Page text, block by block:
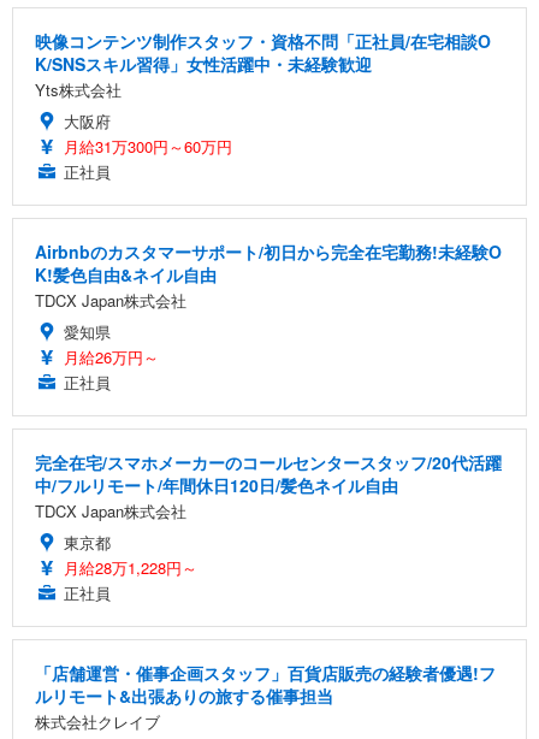
映像コンテンツ制作スタッフ・資格不問「正社員/在宅相談O
K/SNSスキル習得」女性活躍中・未経験歓迎
Yts株式会社
大阪府
月給31万300円～60万円
正社員
Airbnbのカスタマーサポート/初日から完全在宅勤務!未経験O
K!髪色自由&ネイル自由
TDCX Japan株式会社
愛知県
月給26万円～
正社員
完全在宅/スマホメーカーのコールセンタースタッフ/20代活躍
中/フルリモート/年間休日120日/髪色ネイル自由
TDCX Japan株式会社
東京都
月給28万1,228円～
正社員
「店舗運営・催事企画スタッフ」百貨店販売の経験者優遇!フ
ルリモート&出張ありの旅する催事担当
株式会社クレイブ